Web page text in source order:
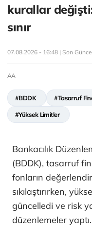
kurallar
sınır
07.08.2026 - 16:48 | Son
AA
#BDDK #Tasarruf
#Yüksek Limitler
Bankacılık
(BDDK), tasarruf
fonların
sıkılaştırırken,
güncelledi ve risk
düzenlemeler yaptı.